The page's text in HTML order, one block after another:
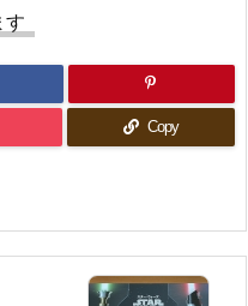
す
Copy